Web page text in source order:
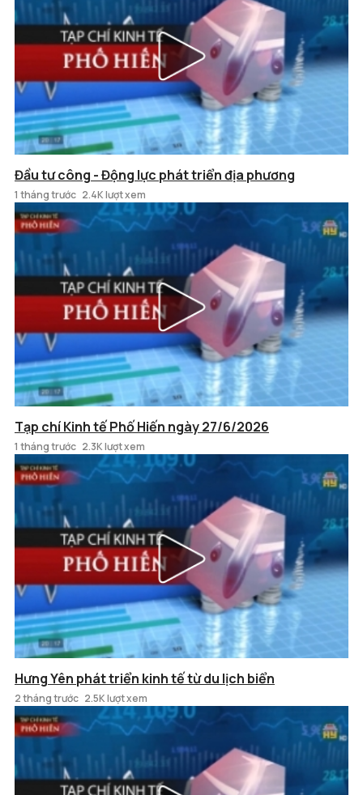
Đầu tư công - Động lực phát triển địa phương
1 tháng trước 2.4K lượt xem
Tạp chí Kinh tế Phố Hiến ngày 27/6/2026
1 tháng trước 2.3K lượt xem
Hưng Yên phát triển kinh tế từ du lịch biển
2 tháng trước 2.5K lượt xem